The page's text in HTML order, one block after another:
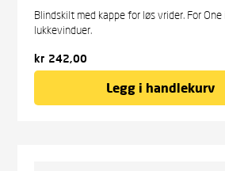
Blindskilt med kappe for løs vrider. For
lukkevinduer.
kr 242,00
Legg i handlekurv